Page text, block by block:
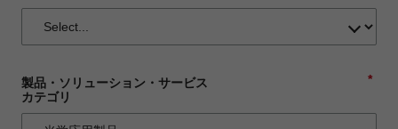
*
製品・ソリューション・サービス
カテゴリ